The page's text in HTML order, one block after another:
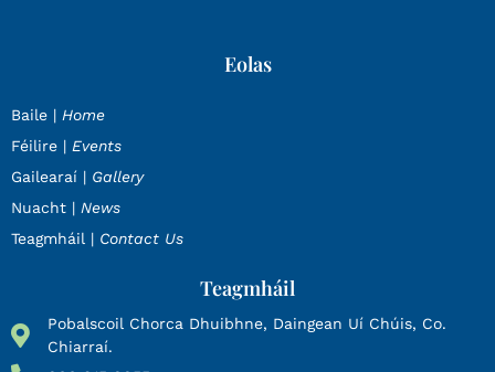
Eolas
Baile | Home
Féilire | Events
Gailearaí | Gallery
Nuacht | News
Teagmháil | Contact Us
Teagmháil
Pobalscoil Chorca Dhuibhne, Daingean Uí Chúis, Co.
Chiarraí.